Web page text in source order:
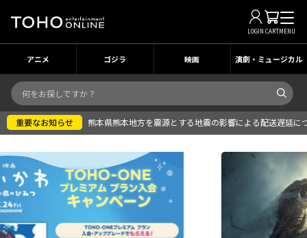
LOGIN CARTMENU
アニメ ゴジラ 映画 演劇・ミュージカル
熊本県熊本地方を震源とする地震の影響による配送遅延に